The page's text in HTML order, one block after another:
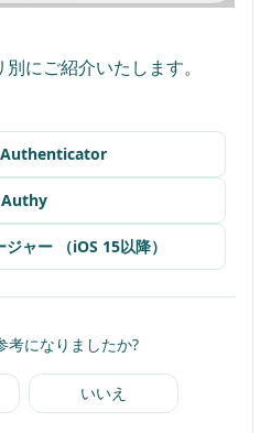
Authy
ャー （iOS 15以降）
考になりましたか?
いいえ